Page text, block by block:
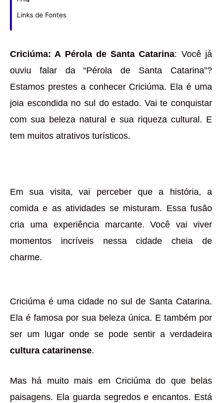
Links de Fontes
Criciúma: A Pérola de Santa Catarina: Você já
ouviu falar da “Pérola de Santa Catarina”?
Estamos prestes a conhecer Criciúma. Ela é uma
joia escondida no sul do estado. Vai te conquistar
com sua beleza natural e sua riqueza cultural. E
tem muitos atrativos turísticos.
Em sua visita, vai perceber que a história, a
comida e as atividades se misturam. Essa fusão
cria uma experiência marcante. Você vai viver
momentos incríveis nessa cidade cheia de
charme.
Criciúma é uma cidade no sul de Santa Catarina.
Ela é famosa por sua beleza única. E também por
ser um lugar onde se pode sentir a verdadeira
cultura catarinense.
Mas há muito mais em Criciúma do que belas
paisagens. Ela guarda segredos e encantos. Está